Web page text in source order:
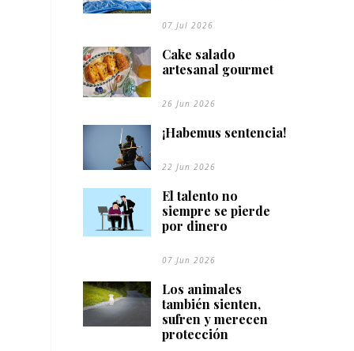
07 Jul 2026
Cake salado
artesanal gourmet
26 Jun 2026
¡Habemus sentencia!
22 Jun 2026
El talento no
siempre se pierde
por dinero
07 Jun 2026
Los animales
también sienten,
sufren y merecen
protección